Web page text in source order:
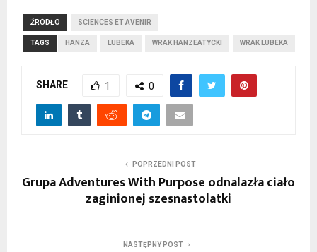
ŹRÓDŁO SCIENCES ET AVENIR
TAGS HANZA LUBEKA WRAK HANZEATYCKI WRAK LUBEKA
SHARE 1 0
POPRZEDNI POST
Grupa Adventures With Purpose odnalazła ciało
zaginionej szesnastolatki
NASTĘPNY POST